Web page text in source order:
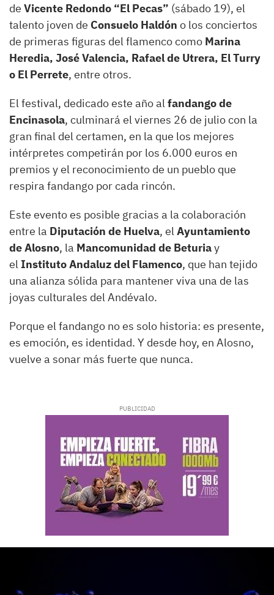
de Vicente Redondo “El Pecas” (sábado 19), el
talento joven de Consuelo Haldón o los conciertos
de primeras figuras del flamenco como Marina
Heredia, José Valencia, Rafael de Utrera, El Turry
o El Perrete, entre otros.
El festival, dedicado este año alfandango de
Encinasola, culminará el viernes 26 de julio con la
gran final del certamen, en la que los mejores
intérpretes competirán por los 6.000 euros en
premios y el reconocimiento de un pueblo que
respira fandango por cada rincón.
Este evento es posible gracias a la colaboración
entre la Diputación de Huelva, elAyuntamiento
de Alosno, la Mancomunidad de Beturiay
el Instituto Andaluz del Flamenco, que han tejido
una alianza sólida para mantener viva una de las
joyas culturales del Andévalo.
Porque el fandango no es solo historia: es presente,
es emoción, es identidad. Y desde hoy, en Alosno,
vuelve a sonar más fuerte que nunca.